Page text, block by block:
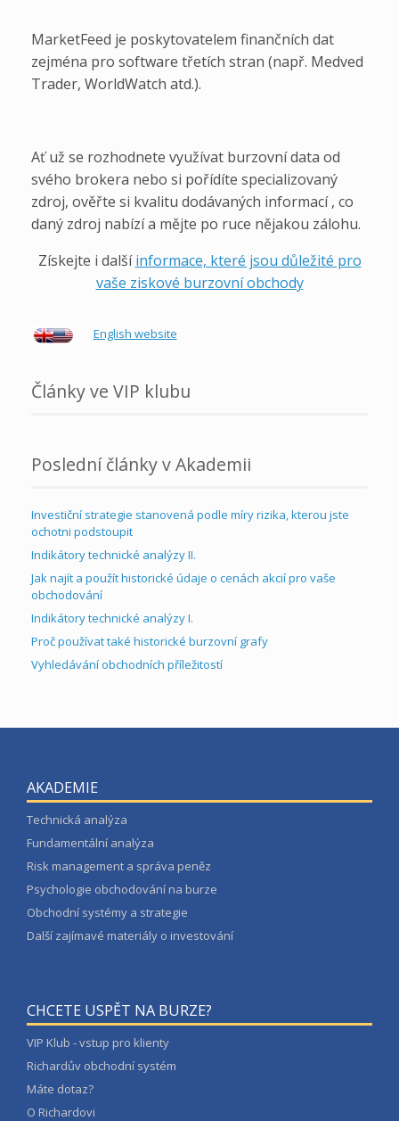
MarketFeed je poskytovatelem finančních dat
zejména pro software třetích stran (např. Medved
Trader, WorldWatch atd.).
Ať už se rozhodnete využívat burzovní data od
svého brokera nebo si pořídíte specializovaný
zdroj, ověřte si kvalitu dodávaných informací , co
daný zdroj nabízí a mějte po ruce nějakou zálohu.
Získejte i dalšíinformace, které jsou důležité pro
vaše ziskové burzovní obchody
English website
Články ve VIP klubu
Poslední články v Akademii
Investiční strategie stanovená podle míry rizika, kterou jste
ochotni podstoupit
Indikátory technické analýzy II.
Jak najít a použít historické údaje o cenách akcií pro vaše
obchodování
Indikátory technické analýzy I.
Proč používat také historické burzovní grafy
Vyhledávání obchodních příležitostí
AKADEMIE
Technická analýza
Fundamentální analýza
Risk management a správa peněz
Psychologie obchodování na burze
Obchodní systémy a strategie
Další zajímavé materiály o investování
CHCETE USPĚT NA BURZE?
VIP Klub - vstup pro klienty
Richardův obchodní systém
Máte dotaz?
O Richardovi